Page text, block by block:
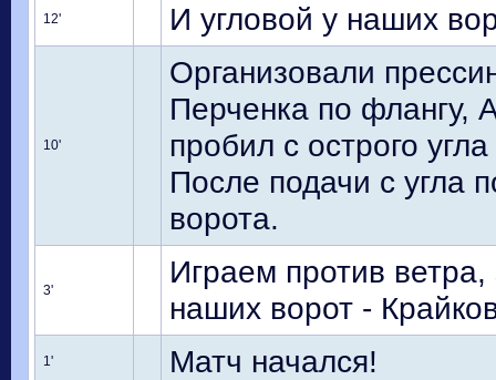
12' И угловой у наших
10'
Организовали
Перченка по флангу,
пробил с острого
После подачи с угла
ворота.
3'
Играем против
наших ворот -
1' Матч начался!